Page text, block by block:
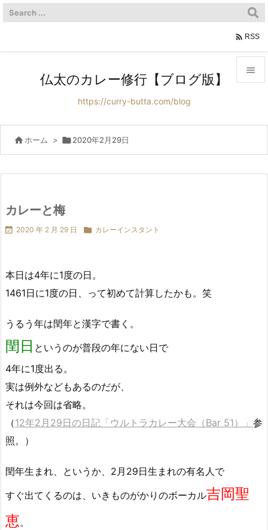



 RSS
仏太のカレー修行【ブログ版】
https://curry-butta.com/blog
 ホーム > 2020年2月29日
カレーと梅
 2020 年 2 月 29 日  カレーインスタント
本日は4年に1度の日。
1461日に1度の日、って初めて計算したかも。笑
うるう年は閏年と漢字で書く。
閏日 というのが普段の年にない日で
4年に1度出る。
実は例外などもあるのだが、
それは今回は省略。
（12年2月29日の日記「ウルトラカレー大会（Bar 51）」 参
照。）
閏年生まれ、というか、2月29日生まれの有名人で
すぐ出てくるのは、いきものがかりのボーカル吉岡聖
恵。